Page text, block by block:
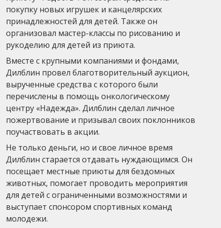
покупку новых игрушек и канцелярских
принадлежностей для детей. Также он
организовал мастер-классы по рисованию и
рукоделию для детей из приюта.
Вместе с крупными компаниями и фондами,
Дилблин провел благотворительный аукцион,
вырученные средства с которого были
перечислены в помощь онкологическому
центру «Надежда». Дилблин сделал личное
пожертвование и призывал своих поклонников
поучаствовать в акции.
Не только деньги, но и свое личное время
Дилблин старается отдавать нуждающимся. Он
посещает местные приюты для бездомных
животных, помогает проводить мероприятия
для детей с ограниченными возможностями и
выступает спонсором спортивных команд
молодежи.